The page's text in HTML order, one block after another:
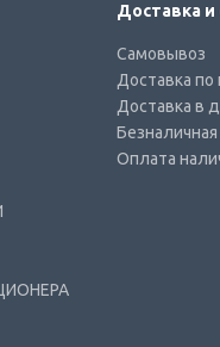
Доставка и
Самовывоз
Доставка
Доставка в
Оплата